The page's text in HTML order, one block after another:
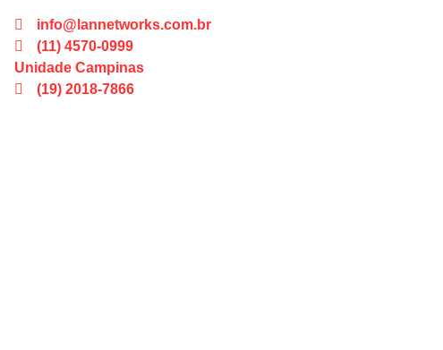
info@lannetworks.com.br
(11) 4570-0999
Unidade Campinas
(19) 2018-7866